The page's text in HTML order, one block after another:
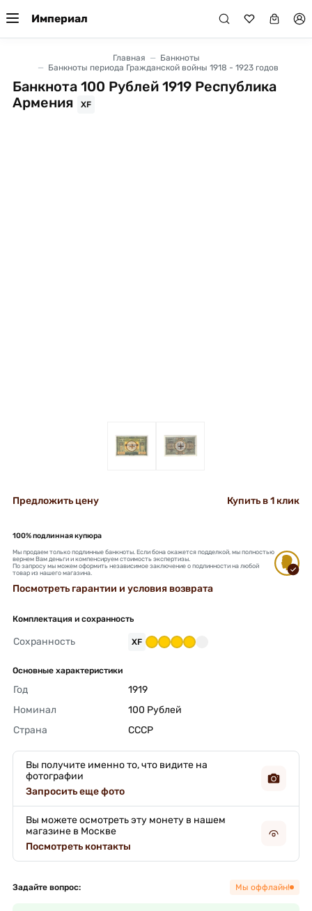
Империал
Главная
Банкноты
Банкноты периода Гражданской войны 1918 - 1923 годов
Банкнота 100 Рублей 1919 Республика
Армения
XF
+ +
Предложить цену Купить в 1 клик
100% подлинная купюра
Мы продаем только подлинные банкноты. Если бона окажется подделкой, мы полностью
вернем Вам деньги и компенсируем стоимость экспертизы.
По запросу мы можем оформить независимое заключение о подлинности на любой
товар из нашего магазина.
Посмотреть гарантии и условия возврата
Комплектация и сохранность
Сохранность XF
Основные характеристики
Год
1919
Номинал
100 Рублей
Страна
СССР
Вы получите именно то, что видите на
фотографии
Запросить еще фото
Вы можете осмотреть эту монету в нашем
магазине в Москве
Посмотреть контакты
Задайте вопрос: Мы оффлайн!